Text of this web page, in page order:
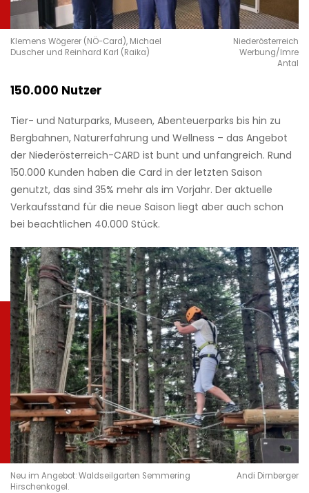
Klemens Wögerer (NÖ-Card), Michael
Duscher und Reinhard Karl (Raika)
Niederösterreich
Werbung/Imre
Antal
150.000 Nutzer
Tier- und Naturparks, Museen, Abenteuerparks bis hin zu
Bergbahnen, Naturerfahrung und Wellness – das Angebot
der Niederösterreich-CARD ist bunt und unfangreich. Rund
150.000 Kunden haben die Card in der letzten Saison
genutzt, das sind 35% mehr als im Vorjahr. Der aktuelle
Verkaufsstand für die neue Saison liegt aber auch schon
bei beachtlichen 40.000 Stück.
Neu im Angebot: Waldseilgarten Semmering
Hirschenkogel.
Andi Dirnberger